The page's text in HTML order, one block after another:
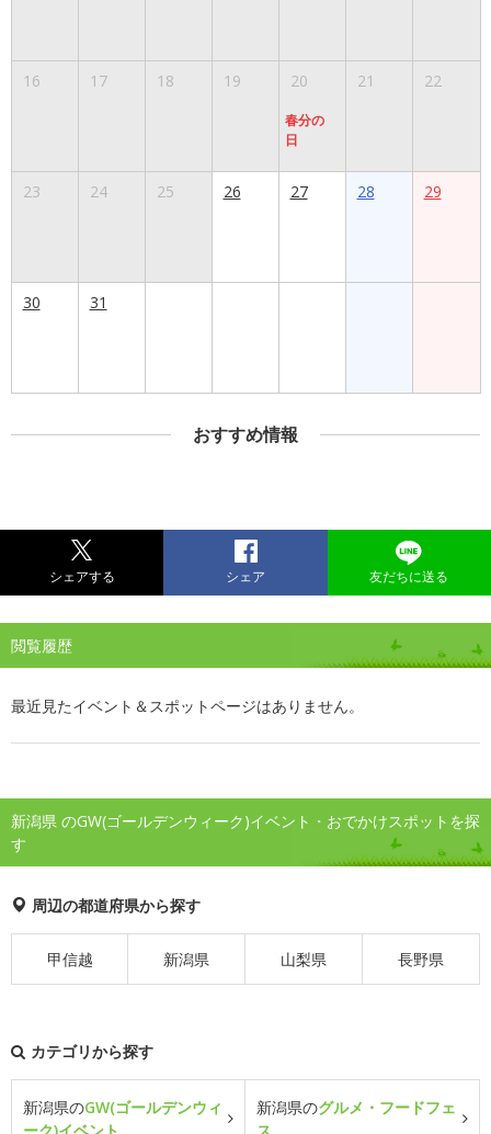
16 17 18 19 20
春分の
日
21 22
23 24 25 26 27 28 29
30 31
おすすめ情報
シェアする シェア 友だちに送る
閲覧履歴
最近見たイベント＆スポットページはありません。
新潟県 のGW(ゴールデンウィーク)イベント・おでかけスポットを探
す
周辺の都道府県から探す
甲信越 新潟県 山梨県 長野県
カテゴリから探す
新潟県のGW(ゴールデンウィ
新潟県のグルメ・フードフェ